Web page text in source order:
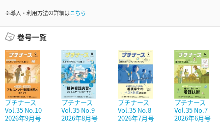
※導入・利用方法の詳細はこちら
巻号一覧
プチナース
Vol.35 No.10
2026年9月号
プチナース
Vol.35 No.9
2026年8月号
プチナース
Vol.35 No.8
2026年7月号
プチナース
Vol.35 No.7
2026年6月号